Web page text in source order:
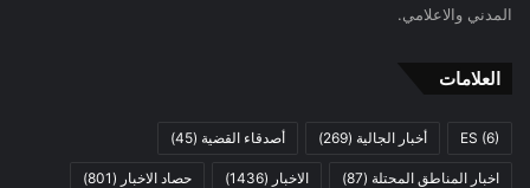
المدني والاعلامي.
العلامات
ES (6) أخبار الجالية (269) أصدقاء القضية (45)
اخبار المناطق المحتلة (87) الاخبار (1436) حصاد الاخبار (801)